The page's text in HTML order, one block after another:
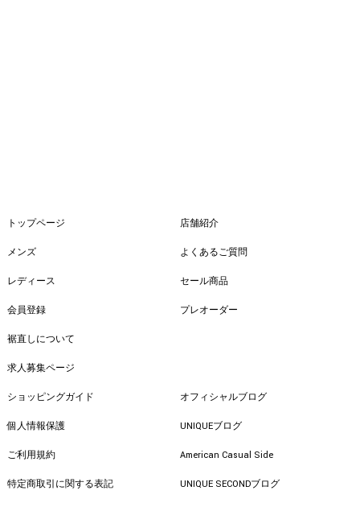
トップページ
メンズ
レディース
会員登録
裾直しについて
求人募集ページ
店舗紹介
よくあるご質問
セール商品
プレオーダー
ショッピングガイド
個人情報保護
ご利用規約
特定商取引に関する表記
オフィシャルブログ
UNIQUEブログ
American Casual Side
UNIQUE SECONDブログ